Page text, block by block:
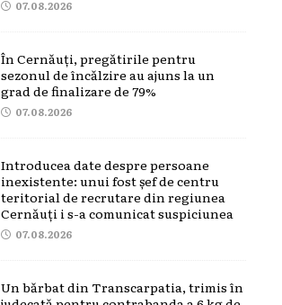
07.08.2026
În Cernăuți, pregătirile pentru
sezonul de încălzire au ajuns la un
grad de finalizare de 79%
07.08.2026
Introducea date despre persoane
inexistente: unui fost șef de centru
teritorial de recrutare din regiunea
Cernăuți i s-a comunicat suspiciunea
07.08.2026
Un bărbat din Transcarpatia, trimis în